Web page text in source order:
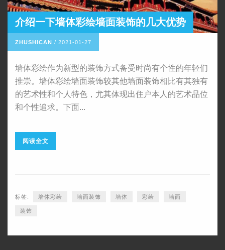
介绍一下墙体彩绘墙面装饰的几大优势
ZHUSHICAN / 2021-01-27
墙体彩绘作为新型的装饰方式备受时尚有个性的年轻们
推崇。墙体彩绘墙面装饰较其他墙面装饰相比有其独有
的艺术性和个人特色，尤其体现出住户本人的艺术品位
和个性追求。下面...
阅读全文
标签: 墙体彩绘 墙面装饰 墙体 彩绘 墙面
装饰